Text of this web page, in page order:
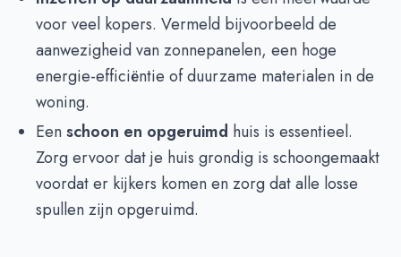
voor veel kopers. Vermeld bijvoorbeeld de
aanwezigheid van zonnepanelen, een hoge
energie-efficiëntie of duurzame materialen in de
woning.
Eenschoon en opgeruimd huis is essentieel.
Zorg ervoor dat je huis grondig is schoongemaakt
voordat er kijkers komen en zorg dat alle losse
spullen zijn opgeruimd.